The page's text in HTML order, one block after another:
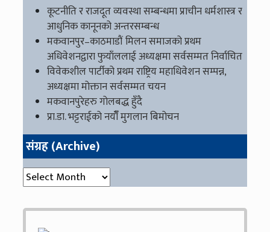
कूटनीति र राजदूत व्यवस्था सम्बन्धमा प्राचीन धर्मशास्त्र र
आधुनिक कानूनको अन्तरसम्बन्ध
मकवानपुर–काठमाडौं मिलन समाजको प्रथम
अधिवेशनद्वारा फुयाँललाई अध्यक्षमा सर्वसम्मत निर्वाचित
विवेकशील पार्टीको प्रथम राष्ट्रिय महाधिवेशन सम्पन्न,
अध्यक्षमा मोक्तान सर्वसम्मत चयन
मकवानपुरेहरु गोलबद्ध हुँदै
प्रा.डा. भट्टराईको नयाँँ मुगलान बिमोचन
संग्रह (Archive)
संग्रह (Archive)